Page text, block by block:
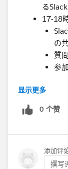
る
17-18
の
質
参
の両方に申し
显示更多
0 个赞
添加评
撰写